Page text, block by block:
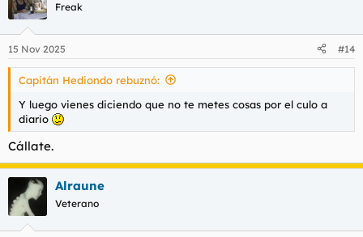
Freak
15 Nov 2025 #14
Capitán Hediondo rebuznó:
Y luego vienes diciendo que no te metes cosas por el culo a
diario
Cállate.
Alraune
Veterano